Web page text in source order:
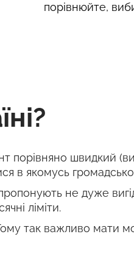
порівнюйте,
порівняно швидкий
в якомусь
не дуже
ліміти.
так важливо мати